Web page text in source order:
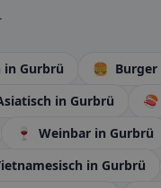
in Gurbrü 🍔 Burger
in Gurbrü 🍣
🍷 Weinbar in Gurbrü
in Gurbrü